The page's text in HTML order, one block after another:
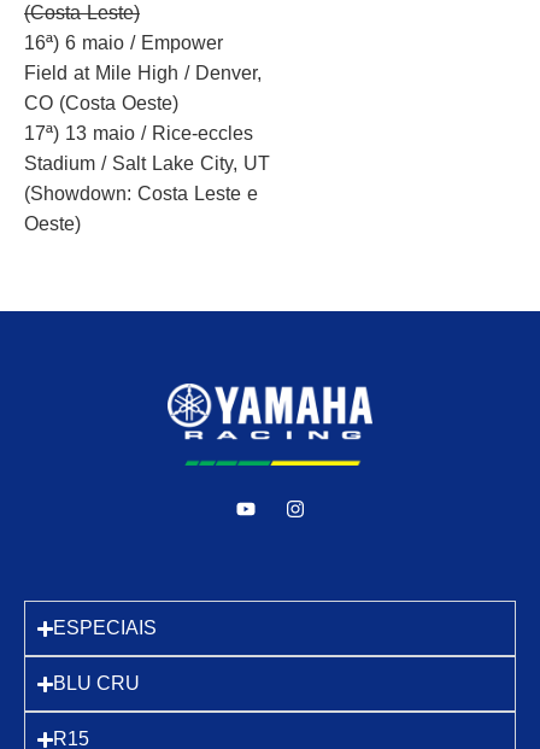
(Costa Leste)
16ª) 6 maio / Empower
Field at Mile High / Denver,
CO (Costa Oeste)
17ª) 13 maio / Rice-eccles
Stadium / Salt Lake City, UT
(Showdown: Costa Leste e
Oeste)
ESPECIAIS
BLU CRU
R15